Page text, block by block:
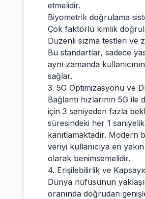
etmelidir.
Biyometrik doğrulama
Çok faktörlü kimlik
Düzenli sızma testleri ve
Bu standartlar, sadece
aynı zamanda
sağlar.
3. 5G Optimizasyonu ve
Bağlantı hızlarının 5G
için 3 saniyeden fazla
süresindeki her 1
kanıtlamaktadır.
veriyi kullanıcıya en
olarak benimsemelidir.
4. Erişilebilirlik ve
Dünya nüfusunun
oranında doğrudan